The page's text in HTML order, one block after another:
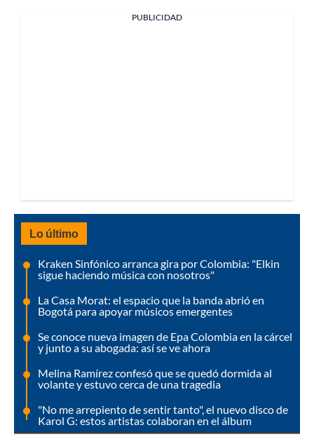
PUBLICIDAD
Lo último
Kraken Sinfónico arranca gira por Colombia: "Elkin
sigue haciendo música con nosotros"
La Casa Morat: el espacio que la banda abrió en
Bogotá para apoyar músicos emergentes
Se conoce nueva imagen de Epa Colombia en la cárcel
y junto a su abogada: así se ve ahora
Melina Ramírez confesó que se quedó dormida al
volante y estuvo cerca de una tragedia
"No me arrepiento de sentir tanto", el nuevo disco de
Karol G: estos artistas colaboran en el álbum